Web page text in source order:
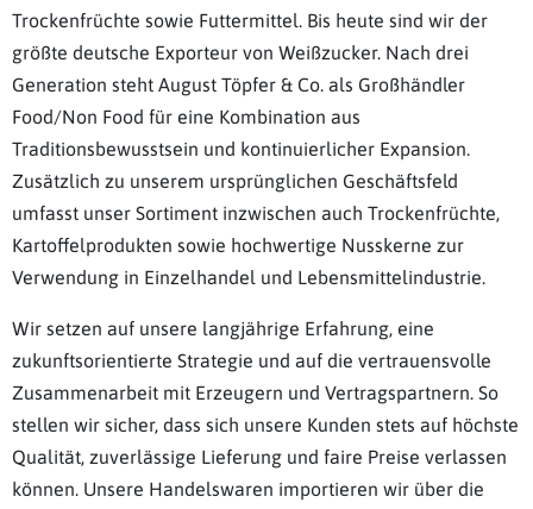
Trockenfrüchte sowie Futtermittel. Bis heute sind wir der
größte deutsche Exporteur von Weißzucker. Nach drei
Generation steht August Töpfer & Co. als Großhändler
Food/Non Food für eine Kombination aus
Traditionsbewusstsein und kontinuierlicher Expansion.
Zusätzlich zu unserem ursprünglichen Geschäftsfeld
umfasst unser Sortiment inzwischen auch Trockenfrüchte,
Kartoffelprodukten sowie hochwertige Nusskerne zur
Verwendung in Einzelhandel und Lebensmittelindustrie.
Wir setzen auf unsere langjährige Erfahrung, eine
zukunftsorientierte Strategie und auf die vertrauensvolle
Zusammenarbeit mit Erzeugern und Vertragspartnern. So
stellen wir sicher, dass sich unsere Kunden stets auf höchste
Qualität, zuverlässige Lieferung und faire Preise verlassen
können. Unsere Handelswaren importieren wir über die